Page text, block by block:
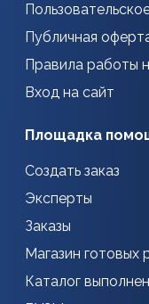
Публичная
Правила работы
Вход на сайт
Площадка
Создать заказ
Эксперты
Заказы
Магазин готовых
Каталог